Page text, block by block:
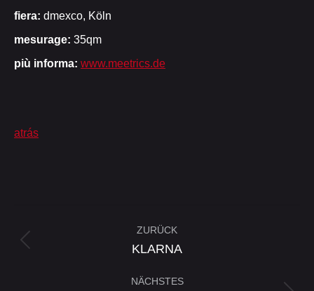
fiera: dmexco, Köln
mesurage: 35qm
più informa: www.meetrics.de
atrás
navigation
ZURÜCK
Previous
KLARNA
NÄCHSTES